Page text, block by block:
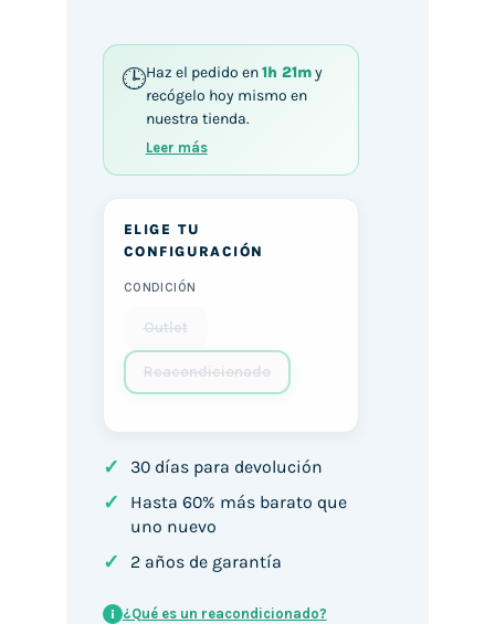
Haz el pedido en1h 21my
recógelo hoy mismo en
nuestra tienda.
Leer más
ELIGE TU
CONFIGURACIÓN
CONDICIÓN
Outlet
Reacondicionado
✓ 30 días para devolución
✓
Hasta 60% más barato que
uno nuevo
✓ 2 años de garantía
i ¿Qué es un reacondicionado?